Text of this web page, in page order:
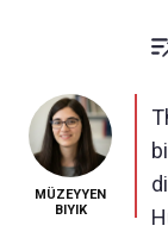
MÜZEYYEN
BIYIK